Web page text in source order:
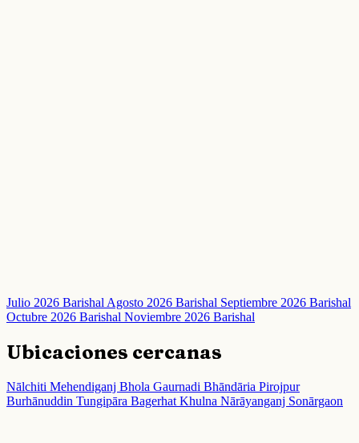
Julio 2026 BarishalAgosto 2026 Barishal Septiembre 2026 Barishal
Octubre 2026 Barishal Noviembre 2026 Barishal
Ubicaciones cercanas
Nālchiti Mehendiganj Bhola Gaurnadi Bhāndāria Pirojpur
Burhānuddin Tungipāra Bagerhat Khulna Nārāyanganj Sonārgaon